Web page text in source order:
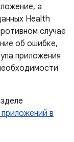
а
Health
случае
об ошибке,
приложения
в